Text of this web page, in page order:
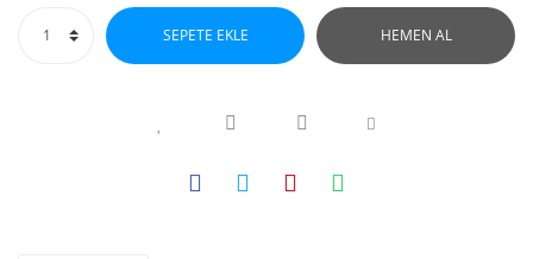
SEPETE EKLE HEMEN AL